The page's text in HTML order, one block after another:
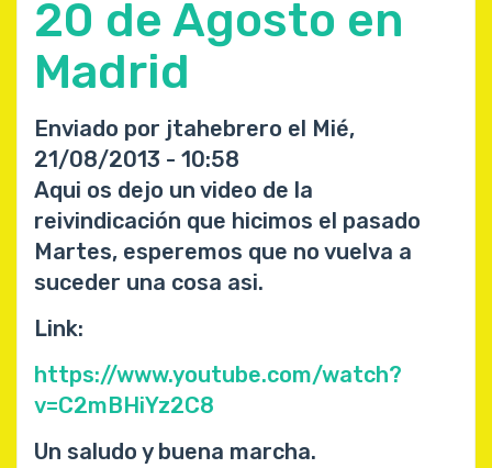
20 de Agosto en
Madrid
Enviado por jtahebrero el Mié,
21/08/2013 - 10:58
Aqui os dejo un video de la
reivindicación que hicimos el pasado
Martes, esperemos que no vuelva a
suceder una cosa asi.
Link:
https://www.youtube.com/watch?
v=C2mBHiYz2C8
Un saludo y buena marcha.